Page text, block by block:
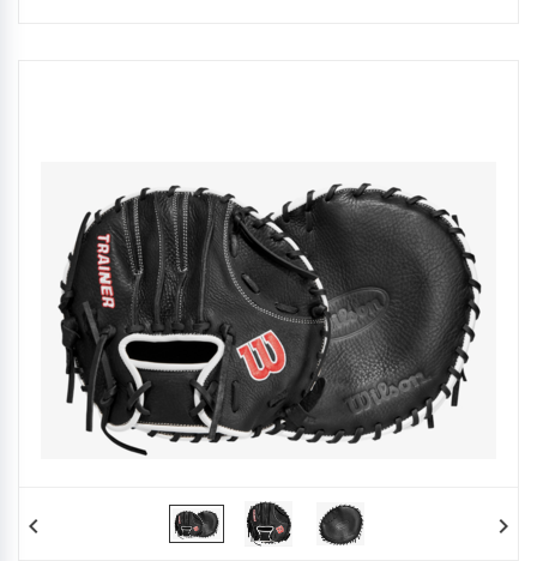
chevron_left chevron_right